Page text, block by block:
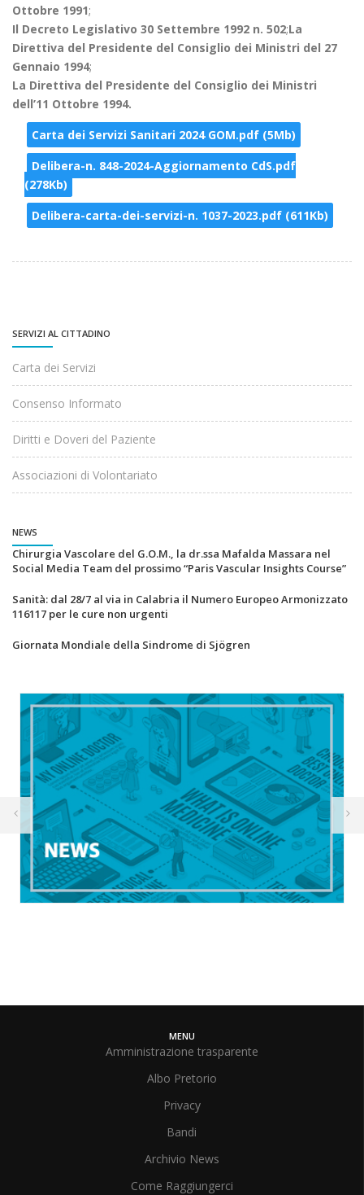
Ottobre 1991;
Il Decreto Legislativo 30 Settembre 1992 n. 502;La
Direttiva del Presidente del Consiglio dei Ministri del 27
Gennaio 1994;
La Direttiva del Presidente del Consiglio dei Ministri
dell’11 Ottobre 1994.
Carta dei Servizi Sanitari 2024 GOM.pdf (5Mb)
Delibera-n. 848-2024-Aggiornamento CdS.pdf
(278Kb)
Delibera-carta-dei-servizi-n. 1037-2023.pdf (611Kb)
SERVIZI AL CITTADINO
Carta dei Servizi
Consenso Informato
Diritti e Doveri del Paziente
Associazioni di Volontariato
NEWS
Chirurgia Vascolare del G.O.M., la dr.ssa Mafalda Massara nel
Social Media Team del prossimo “Paris Vascular Insights Course”
Sanità: dal 28/7 al via in Calabria il Numero Europeo Armonizzato
116117 per le cure non urgenti
Giornata Mondiale della Sindrome di Sjögren
MENU
Amministrazione trasparente
Albo Pretorio
Privacy
Bandi
Archivio News
Come Raggiungerci